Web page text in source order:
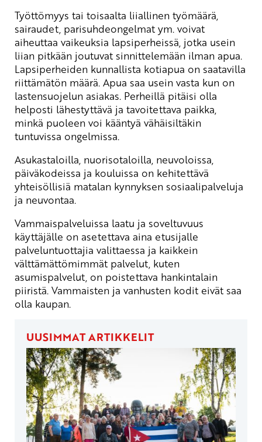
Työttömyys tai toisaalta liiallinen työmäärä,
sairaudet, parisuhdeongelmat ym. voivat
aiheuttaa vaikeuksia lapsiperheissä, jotka usein
liian pitkään joutuvat sinnittelemään ilman apua.
Lapsiperheiden kunnallista kotiapua on saatavilla
riittämätön määrä. Apua saa usein vasta kun on
lastensuojelun asiakas. Perheillä pitäisi olla
helposti lähestyttävä ja tavoitettava paikka,
minkä puoleen voi kääntyä vähäisiltäkin
tuntuvissa ongelmissa.
Asukastaloilla, nuorisotaloilla, neuvoloissa,
päiväkodeissa ja kouluissa on kehitettävä
yhteisöllisiä matalan kynnyksen sosiaalipalveluja
ja neuvontaa.
Vammaispalveluissa laatu ja soveltuvuus
käyttäjälle on asetettava aina etusijalle
palveluntuottajia valittaessa ja kaikkein
välttämättömimmät palvelut, kuten
asumispalvelut, on poistettava hankintalain
piiristä. Vammaisten ja vanhusten kodit eivät saa
olla kaupan.
UUSIMMAT ARTIKKELIT